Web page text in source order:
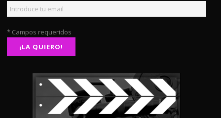
* Campos requeridos